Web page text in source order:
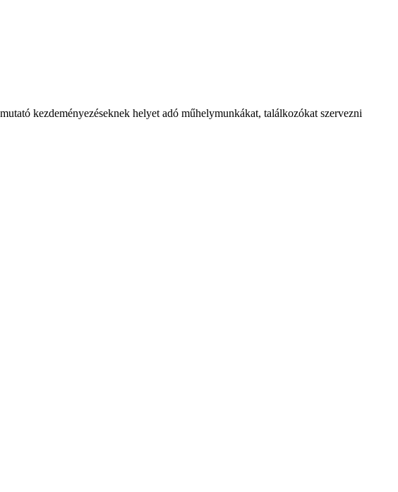
kezdeményezéseknek helyet adó műhelymunkákat, találkozókat szervezni